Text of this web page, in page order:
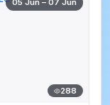
05 Jun – 07 Jun
288